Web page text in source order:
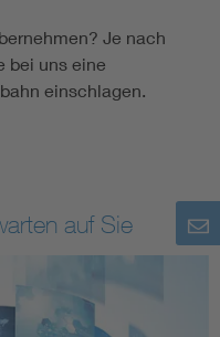
Je nach
bei uns eine
einschlagen.
auf Sie